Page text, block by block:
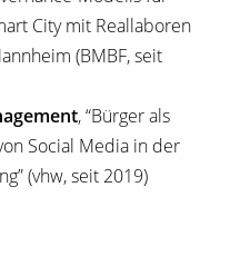
City mit Reallaboren
(BMBF, seit
, “Bürger als
Social Media in der
(vhw, seit 2019)